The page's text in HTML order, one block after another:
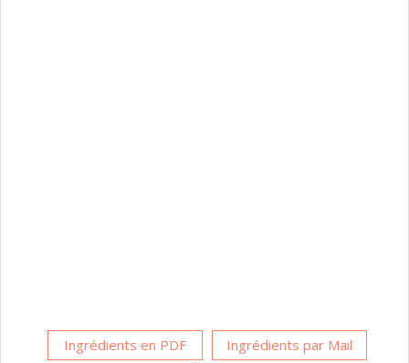
Ingrédients en PDF Ingrédients par Mail